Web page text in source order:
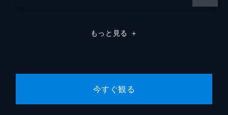
もっと見る ＋
今すぐ観る